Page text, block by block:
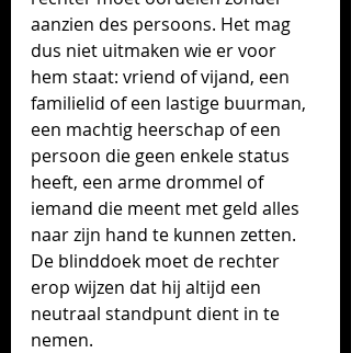
aanzien des persoons. Het mag
dus niet uitmaken wie er voor
hem staat: vriend of vijand, een
familielid of een lastige buurman,
een machtig heerschap of een
persoon die geen enkele status
heeft, een arme drommel of
iemand die meent met geld alles
naar zijn hand te kunnen zetten.
De blinddoek moet de rechter
erop wijzen dat hij altijd een
neutraal standpunt dient in te
nemen.